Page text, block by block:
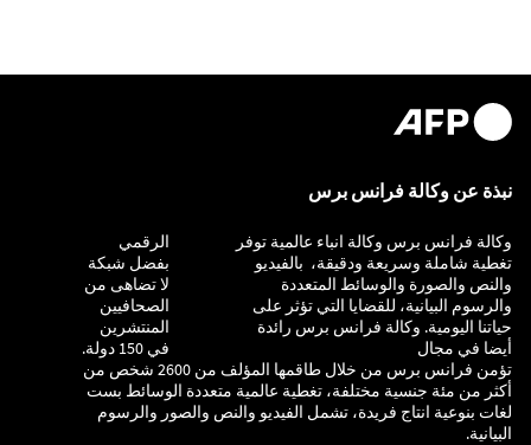
نبذة عن وكالة فرانس برس
وكالة فرانس برس وكالة انباء عالمية توفر
تغطية شاملة وسريعة ودقيقة، بالفيديو
والنص والصورة والوسائط المتعددة
والرسوم البيانية، للقضايا التي تؤثر على
حياتنا اليومية. وكالة فرانس برس رائدة
أيضا في مجال
الرقمي
بفضل شبكة
لا تضاهى من
الصحافيين
المنتشرين
في 150 دولة.
تؤمن فرانس برس من خلال طاقمها المؤلف من 2600 شخص من
أكثر من مئة جنسية مختلفة، تغطية عالمية متعددة الوسائط بست
لغات بنوعية انتاج فريدة، تشمل الفيديو والنص والصور والرسوم
البيانية.